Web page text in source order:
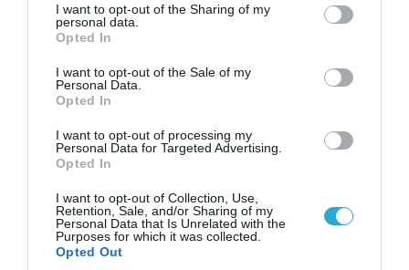
not limited to your visit or usage behaviour. You may click to
grant or deny consent to Google and its third-party tags to
use your data for below specified purposes in below Google
consent section.
I want to opt-out of the Sharing of my
personal data.
Opted In
I want to opt-out of the Sale of my
Personal Data.
Opted In
I want to opt-out of processing my
Personal Data for Targeted Advertising.
Opted In
I want to opt-out of Collection, Use,
Retention, Sale, and/or Sharing of my
Personal Data that Is Unrelated with the
Purposes for which it was collected.
Opted Out
δισ.δολάρια και διόδια» (upd)